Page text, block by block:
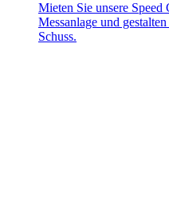
Mieten Sie unsere
Messanlage und
Schuss.